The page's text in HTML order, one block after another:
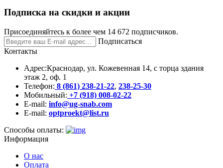
Подписка на скидки и акции
Присоединяйтесь к более чем 14 672 подписчиков.
Подписаться
Контакты
Адрес:Краснодар, ул. Кожевенная 14, с торца здания
этаж 2, оф. 1
Телефон: 8 (861) 238-21-22, 238-25-30
Мобильный: +7 (918) 008-02-22
E-mail: info@ug-snab.com
E-mail: optproekt@list.ru
Способы оплаты:
Информация
О нас
Оплата